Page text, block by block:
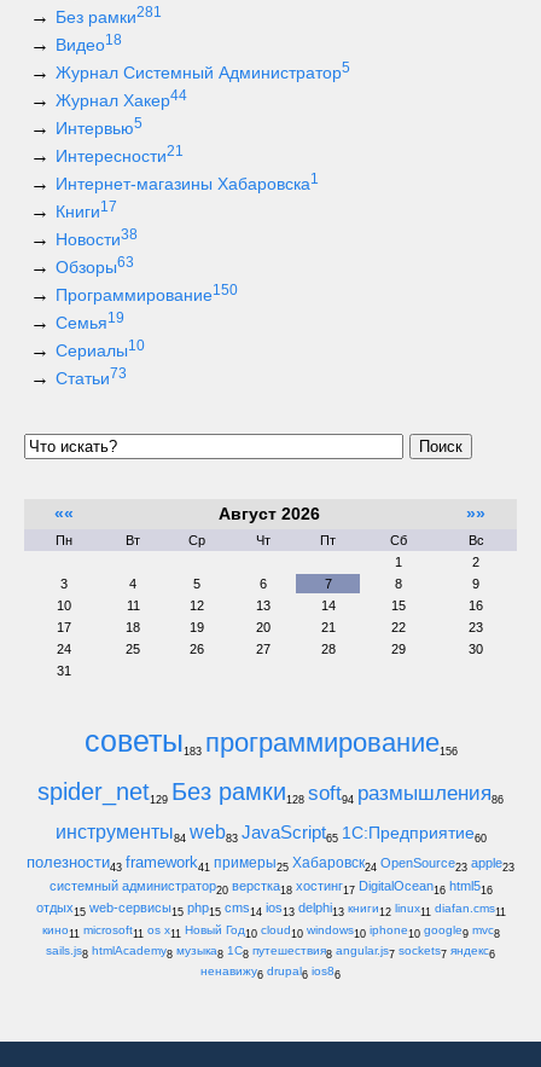
Без рамки281
Видео18
Журнал Системный Администратор5
Журнал Хакер44
Интервью5
Интересности21
Интернет-магазины Хабаровска1
Книги17
Новости38
Обзоры63
Программирование150
Семья19
Сериалы10
Статьи 73
Поиск
«« Август 2026 »»
Пн Вт Ср Чт Пт Сб
Вс
1
2
3
4 5 6 7 8
9
10
11 12 13 14 15
16
17
18 19 20 21 22
23
24
25 26 27 28 29
30
31
советы183 программирование156
spider_net129 Без рамки128 soft94 размышления86
инструменты84 web83 JavaScript65 1С:Предприятие60
полезности43 framework41 примеры25 Хабаровск24 OpenSource23 apple23
системный администратор20 верстка18 хостинг17 DigitalOcean16 html516
отдых15 web-сервисы15 php15 cms14 ios13 delphi13 книги12 linux11 diafan.cms11
кино11 microsoft11 os x11 Новый Год10 cloud10 windows10 iphone10 google9 mvc8
sails.js8 htmlAcademy8 музыка8 1С8 путешествия8 angular.js7 sockets7 яндекс6
ненавижу6 drupal6 ios86